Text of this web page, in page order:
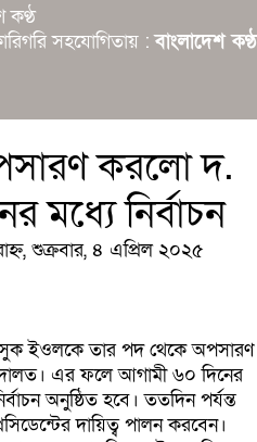
কণ্ঠ
সহযোগিতায় :বাংলাদেশ কণ্ঠ
করলো দ.
মধ্যে নির্বাচন
শুক্রবার, ৪ এপ্রিল ২০২৫
সুক ইওলকে তার পদ থেকে অপসারণ
এর ফলে আগামী ৬০ দিনের
অনুষ্ঠিত হবে। ততদিন পর্যন্ত
দায়িত্ব পালন করবেন।